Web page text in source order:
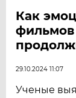
Как
29.10.2024 11:07
Ученые